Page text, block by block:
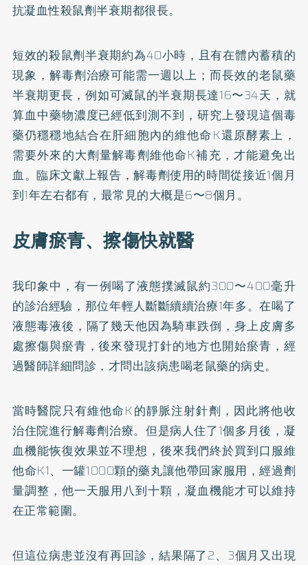
抗凝血性殺鼠劑半衰期都很長。
短效的殺鼠劑半衰期約為40小時，且有在體內蓄積的
現象，解毒劑治療可能需一週以上；而長效的老鼠藥
半衰期更長，例如可滅鼠的半衰期長達16〜34天，就
算血中藥物濃度已經低到測不到，研究上發現這個毒
藥仍穩穩地結合在肝細胞內的維他命K還原酵素上，
需要外來的大劑量解毒劑維他命K補充，才能避免出
血。臨床文獻上報告，解毒劑使用的時間從接近1個月
到1年左右都有，最常見的大概是6〜8個月。
皮膚瘀青、擦傷快就醫
我印象中，有一例喝了液態撲滅鼠約300〜400毫升
的診治經驗，那位年輕人斷斷續續治療1年多。在喝了
液態毒液後，隔了幾天他因為騎車跌倒，身上皮膚多
處擦傷與瘀青，後來發現打針的地方也開始瘀青，經
過醫師詳細問診，才問出該病患喝老鼠藥的病史。
當時醫院只有維他命K的靜脈注射針劑，因此將他收
治住院進行解毒劑治療。但是病人住了1個多月後，凝
血機能恢復效果並不理想，後來我們終於買到口服維
他命K1、一罐1000顆的藥丸讓他帶回家服用，經過劑
量調整，他一天服用八到十顆，凝血機能才可以維持
在正常範圍。
但這位病患並沒有再回診，結果隔了2、3個月又出現